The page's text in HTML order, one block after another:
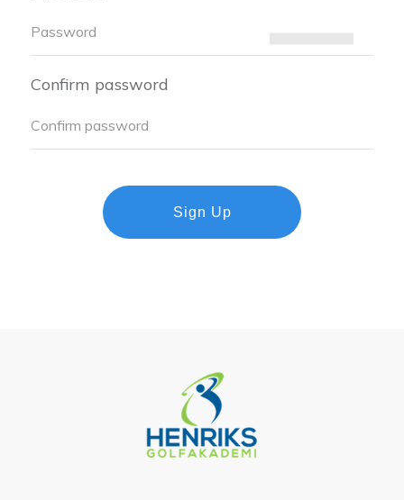
Confirm password
Sign Up